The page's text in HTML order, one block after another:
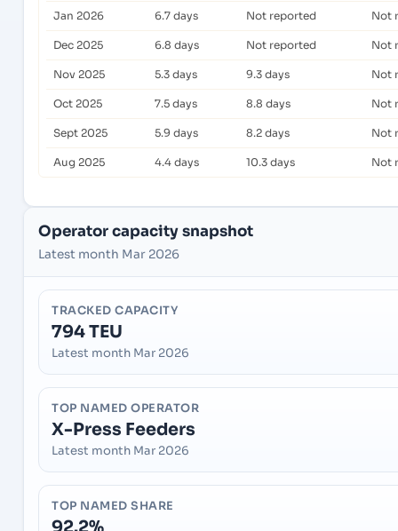
Jan 2026 6.7 days Not reported Not
Dec 2025 6.8 days Not reported Not
Nov 2025 5.3 days 9.3 days Not
Oct 2025 7.5 days 8.8 days Not
Sept 2025 5.9 days 8.2 days Not
Aug 2025 4.4 days 10.3 days Not
Operator capacity snapshot
Latest month Mar 2026
TRACKED CAPACITY
794 TEU
Latest month Mar 2026
TOP NAMED OPERATOR
X-Press Feeders
Latest month Mar 2026
TOP NAMED SHARE